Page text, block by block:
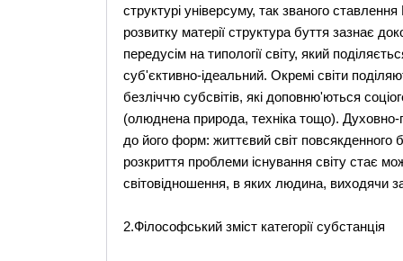
структурі універсуму, так званого
розвитку матерії структура буття зазнає
передусім на типології світу, який
суб'єктивно-ідеальний. Окремі світи
безліччю субсвітів, які доповню'ються
(олюднена природа, техніка тощо). Духовно-
до його форм: життєвий світ повсякденного
розкриття проблеми існування світу стає
світовідношення, в яких людина, виходячи
2.Філософський зміст категорії субстанція